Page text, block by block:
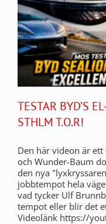
TESTAR BYD’S
STHLM T.O.R!
Den här videon är ett
och Wunder-Baum
den nya
jobbtempot hela
vad tycker Ulf
tempot eller blir det
Videolänk https://